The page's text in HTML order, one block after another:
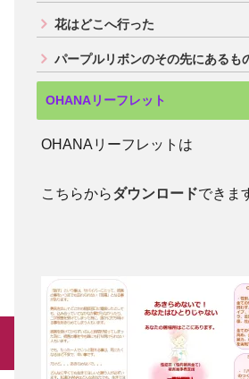
花はどこへ行った
パープルリボンのその先にあるも
OHANAリーフレット
OHANAリーフレットは
こちらからダウンロードできま